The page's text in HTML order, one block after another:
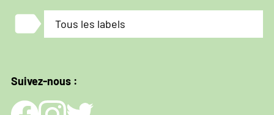
label Tous les labels
Suivez-nous :